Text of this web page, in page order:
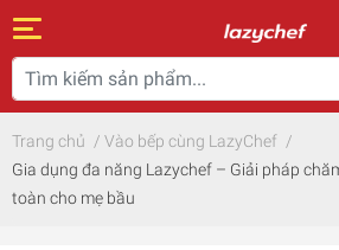
Trang chủ / Vào bếp cùng LazyChef /
Gia dụng đa năng Lazychef – Giải pháp
toàn cho mẹ bầu